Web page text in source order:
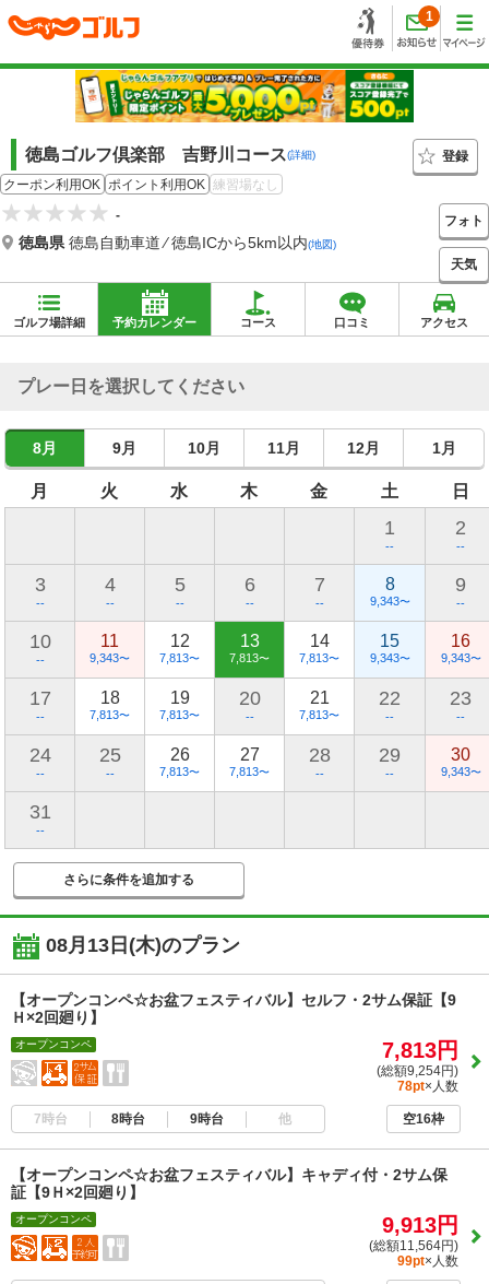
1
徳島ゴルフ倶楽部 吉野川コース(詳細)
登録
クーポン利用OK ポイント利用OK 練習場なし
-
徳島県徳島自動車道 ⁄ 徳島ICから5km以内(地図)
フォト
天気
ゴルフ場詳細 予約カレンダー コース 口コミ アクセス
プレー日を選択してください
8月 9月 10月 11月 12月 1月
月 火 水 木 金 土 日
1
--
2
--
3
--
4
--
5
--
6
--
7
--
8
9,343〜
9
--
10
--
11
9,343〜
12
7,813〜
13
7,813〜
14
7,813〜
15
9,343〜
16
9,343〜
17
--
18
7,813〜
19
7,813〜
20
--
21
7,813〜
22
--
23
--
24
--
25
--
26
7,813〜
27
7,813〜
28
--
29
--
30
9,343〜
31
--
さらに条件を追加する
08月13日(木)のプラン
【オープンコンペ☆お盆フェスティバル】セルフ・2サム保証【9
Ｈ×2回廻り】
オープンコンペ 7,813円
(総額9,254円)
78pt×人数
7時台 8時台 9時台 他 空16枠
【オープンコンペ☆お盆フェスティバル】キャディ付・2サム保
証【9Ｈ×2回廻り】
オープンコンペ 9,913円
(総額11,564円)
99pt×人数